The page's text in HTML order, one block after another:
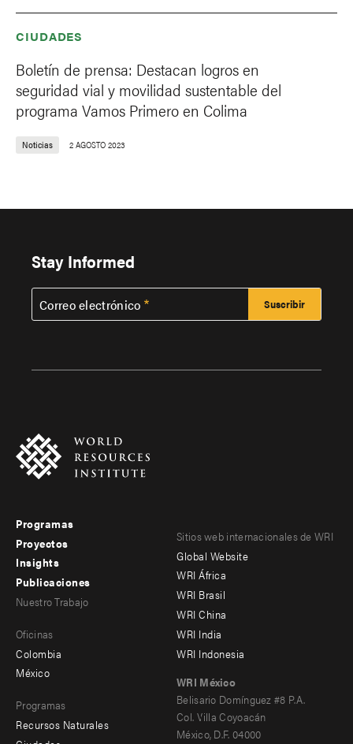
CIUDADES
Boletín de prensa: Destacan logros en
seguridad vial y movilidad sustentable del
programa Vamos Primero en Colima
Noticias 2 AGOSTO 2023
Stay Informed
Correo electrónico
Footer
menu
-
Programas
Proyectos
Insights
Publicaciones
menu
-
Nuestro Trabajo
Oficinas
Colombia
México
Programas
Recursos Naturales
Footer
menu
-
Offices
Sitios web internacionales de WRI
Global Website
WRI África
WRI Brasil
WRI China
WRI India
WRI Indonesia
WRI México
Belisario Domínguez #8 P.A.
Col. Villa Coyoacán
México, D.F. 04000